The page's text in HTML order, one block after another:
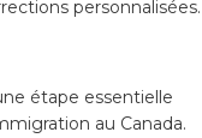
personnalisées.
étape essentielle
au Canada.